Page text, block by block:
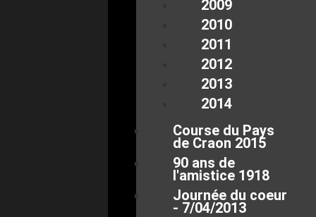
2009
2010
2011
2012
2013
2014
Course du Pays
de Craon 2015
90 ans de
l'amistice 1918
Journée du coeur
- 7/04/2013